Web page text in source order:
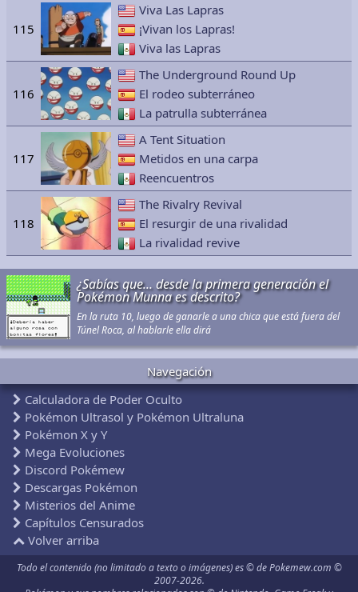
115
Viva Las Lapras
¡Vivan los Lapras!
Viva las Lapras
116
The Underground Round Up
El rodeo subterráneo
La patrulla subterránea
117
A Tent Situation
Metidos en una carpa
Reencuentros
118
The Rivalry Revival
El resurgir de una rivalidad
La rivalidad revive
¿Sabías que... desde la primera generación el
Pokémon Munna es descrito?
En la ruta 10, luego de ganarle a una chica que está fuera del
Túnel Roca, al hablarle ella dirá
Navegación
Calculadora de Poder Oculto
Pokémon Ultrasol y Pokémon Ultraluna
Pokémon X y Y
Mega Evoluciones
Discord Pokémew
Descargas Pokémon
Misterios del Anime
Capítulos Censurados
Volver arriba
Todo el contenido (no limitado a texto o imágenes) es © de Pokemew.com ©
2007-2026.